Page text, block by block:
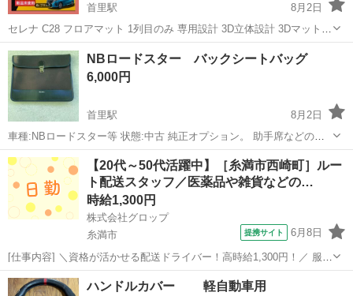
首里駅
8月2日
セレナ C28 フロアマット 1列目のみ 専用設計 3D立体設計 3Dマット
3D立体マット 3D フロアマット 防水マット ラバーマット 新品未使用
です！ 楽天等のネットで注文すると別途で送料もかかるので、かなり
お得です...
沖縄 南城市 内装、インテリア フロアマット
NBロードスター バックシートバッグ
6,000円
首里駅
8月2日
車種:NBロードスター等 状態:中古 純正オプション。 助手席などの後
ろの隙間に付ける書類入れです。 中は仕切りで3つに分かれていま
す。
沖縄 那覇市 首里駅 内装、インテリア 助手席
【20代～50代活躍中】［糸満市西崎町］ルー
ト配送スタッフ／医薬品や雑貨などの…
時給1,300円
株式会社グロップ
糸満市
提携サイト 6月8日
[仕事内容] ＼資格が活かせる配送ドライバー！高時給1,300円！／ 服装
自由で、動きやすいお好きな私服での勤務が可能です◎ 作業中に、い
つでも水分が補給できる働きやすい環境です。 【医薬品や雑貨の配送
沖縄 糸満市 工場
ハンドルカバー 軽自動車用